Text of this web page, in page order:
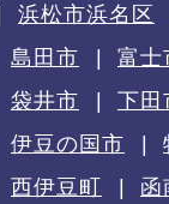
浜松市浜名区
島田市
富士
袋井市
下田
伊豆の国市
西伊豆町
函